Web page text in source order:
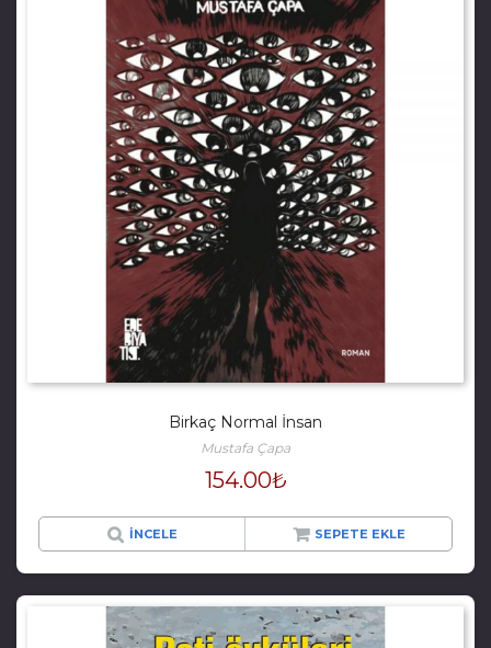
Birkaç Normal İnsan
Mustafa Çapa
154.00₺
İNCELE SEPETE EKLE